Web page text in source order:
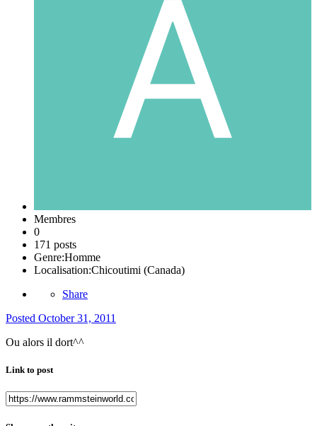
Membres
0
171 posts
Genre:Homme
Localisation:Chicoutimi (Canada)
Share
Posted October 31, 2011
Ou alors il dort^^
Link to post